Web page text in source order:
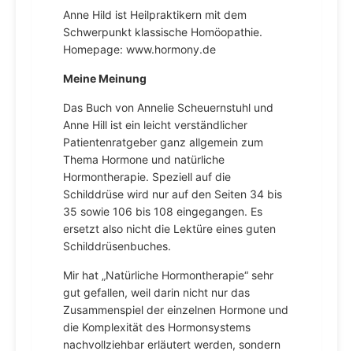
Anne Hild ist Heilpraktikern mit dem
Schwerpunkt klassische Homöopathie.
Homepage: www.hormony.de
Meine Meinung
Das Buch von Annelie Scheuernstuhl und
Anne Hill ist ein leicht verständlicher
Patientenratgeber ganz allgemein zum
Thema Hormone und natürliche
Hormontherapie. Speziell auf die
Schilddrüse wird nur auf den Seiten 34 bis
35 sowie 106 bis 108 eingegangen. Es
ersetzt also nicht die Lektüre eines guten
Schilddrüsenbuches.
Mir hat „Natürliche Hormontherapie“ sehr
gut gefallen, weil darin nicht nur das
Zusammenspiel der einzelnen Hormone und
die Komplexität des Hormonsystems
nachvollziehbar erläutert werden, sondern